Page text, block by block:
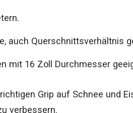
auch Querschnittsverhältnis
mit 16 Zoll Durchmesser
Grip auf Schnee und
verbessern.